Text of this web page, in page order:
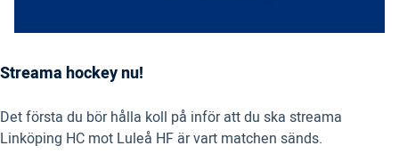
Streama hockey nu!
Det första du bör hålla koll på inför att du ska streama
Linköping HC mot Luleå HF är vart matchen sänds.